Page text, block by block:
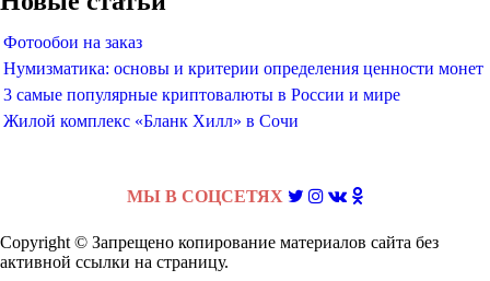
Фотообои на заказ
Нумизматика: основы и критерии определения ценности монет
3 самые популярные криптовалюты в России и мире
Жилой комплекс «Бланк Хилл» в Сочи
МЫ В СОЦСЕТЯХ
Copyright © Запрещено копирование материалов сайта без
активной ссылки на страницу.